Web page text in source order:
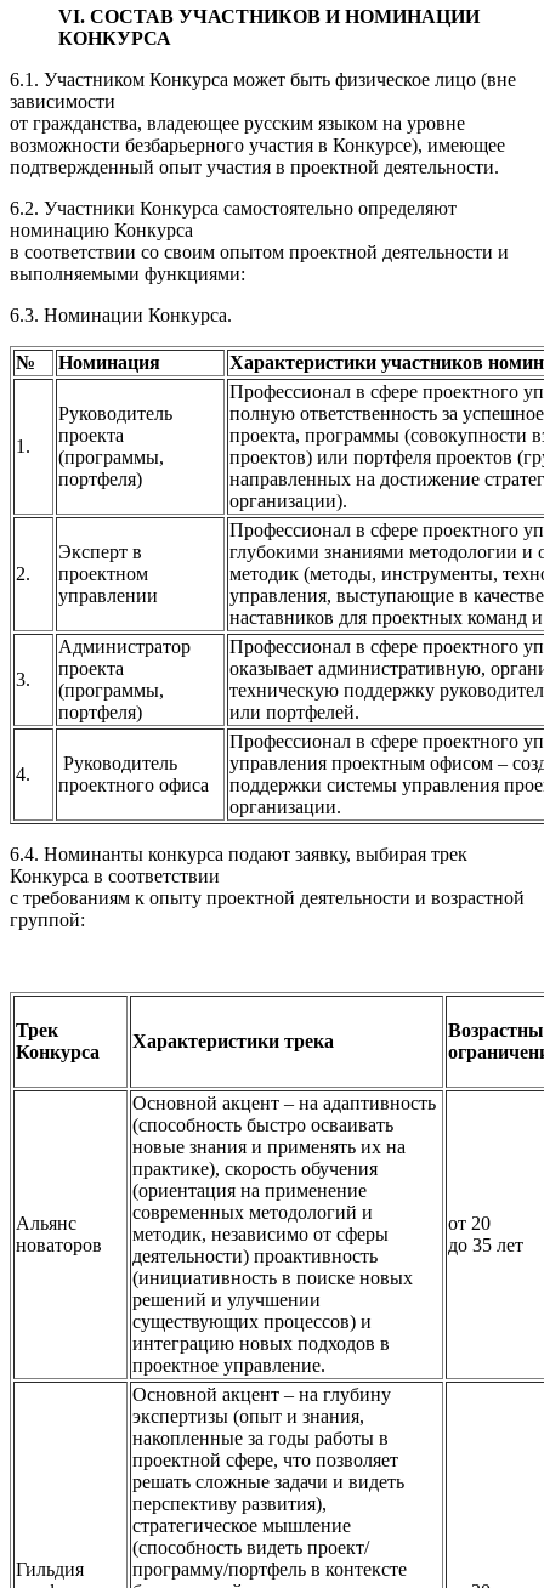
VI. СОСТАВ УЧАСТНИКОВ И НОМИНАЦИИ
КОНКУРСА
6.1. Участником Конкурса может быть физическое лицо (вне
зависимости
от гражданства, владеющее русским языком на уровне
возможности безбарьерного участия в Конкурсе), имеющее
подтвержденный опыт участия в проектной деятельности.
6.2. Участники Конкурса самостоятельно определяют
номинацию Конкурса
в соответствии со своим опытом проектной деятельности и
выполняемыми функциями:
6.3. Номинации Конкурса.
№ Номинация Характеристики участников
1.
Руководитель
проекта
(программы,
портфеля)
Профессионал в сфере проектного
полную ответственность за
проекта, программы (совокупности
проектов) или портфеля проектов
направленных на достижение
организации).
2.
Эксперт в
проектном
управлении
Профессионал в сфере проектного
глубокими знаниями методологии
методик (методы, инструменты,
управления, выступающие в
наставников для проектных команд
3.
Администратор
проекта
(программы,
портфеля)
Профессионал в сфере проектного
оказывает административную,
техническую поддержку
или портфелей.
4.
Руководитель
проектного офиса
Профессионал в сфере проектного
управления проектным офисом –
поддержки системы управления
организации.
6.4. Номинанты конкурса подают заявку, выбирая трек
Конкурса в соответствии
с требованиям к опыту проектной деятельности и возрастной
группой:
Трек
Конкурса
Характеристики трека
Альянс
новаторов
Основной акцент – на адаптивность
(способность быстро осваивать
новые знания и применять их на
практике), скорость обучения
(ориентация на применение
современных методологий и
методик, независимо от сферы
деятельности) проактивность
(инициативность в поиске новых
решений и улучшении
существующих процессов) и
интеграцию новых подходов в
проектное управление.
от 20
до 35 лет
Гильдия
Основной акцент – на глубину
экспертизы (опыт и знания,
накопленные за годы работы в
проектной сфере, что позволяет
решать сложные задачи и видеть
перспективу развития),
стратегическое мышление
(способность видеть проект/
программу/портфель в контексте